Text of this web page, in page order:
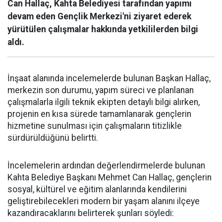
Can Hallaç, Kahta Belediyesi tarafından yapımı
devam eden Gençlik Merkezi'ni ziyaret ederek
yürütülen çalışmalar hakkında yetkililerden bilgi
aldı.
İnşaat alanında incelemelerde bulunan Başkan Hallaç,
merkezin son durumu, yapım süreci ve planlanan
çalışmalarla ilgili teknik ekipten detaylı bilgi alırken,
projenin en kısa sürede tamamlanarak gençlerin
hizmetine sunulması için çalışmaların titizlikle
sürdürüldüğünü belirtti.
İncelemelerin ardından değerlendirmelerde bulunan
Kahta Belediye Başkanı Mehmet Can Hallaç, gençlerin
sosyal, kültürel ve eğitim alanlarında kendilerini
geliştirebilecekleri modern bir yaşam alanını ilçeye
kazandıracaklarını belirterek şunları söyledi: